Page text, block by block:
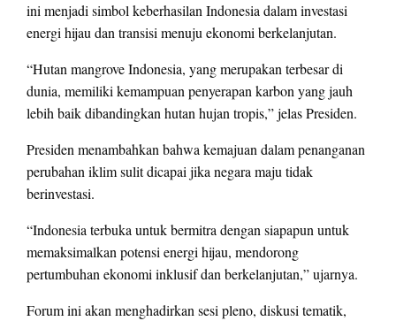
ini menjadi simbol keberhasilan Indonesia dalam investasi
energi hijau dan transisi menuju ekonomi berkelanjutan.
“Hutan mangrove Indonesia, yang merupakan terbesar di
dunia, memiliki kemampuan penyerapan karbon yang jauh
lebih baik dibandingkan hutan hujan tropis,” jelas Presiden.
Presiden menambahkan bahwa kemajuan dalam penanganan
perubahan iklim sulit dicapai jika negara maju tidak
berinvestasi.
“Indonesia terbuka untuk bermitra dengan siapapun untuk
memaksimalkan potensi energi hijau, mendorong
pertumbuhan ekonomi inklusif dan berkelanjutan,” ujarnya.
Forum ini akan menghadirkan sesi pleno, diskusi tematik,